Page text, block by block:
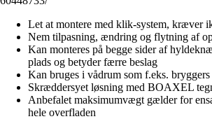
Let at montere med klik-system, kræver
Nem tilpasning, ændring og flytning af
Kan monteres på begge sider af
plads og betyder færre beslag
Kan bruges i vådrum som f.eks. bryggers
Skræddersyet løsning med BOAXEL
Anbefalet maksimumvægt gælder for
hele overfladen